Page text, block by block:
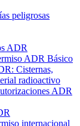
peligrosas
ADR
ADR Básico
Cisternas,
radioactivo
ADR
internacional